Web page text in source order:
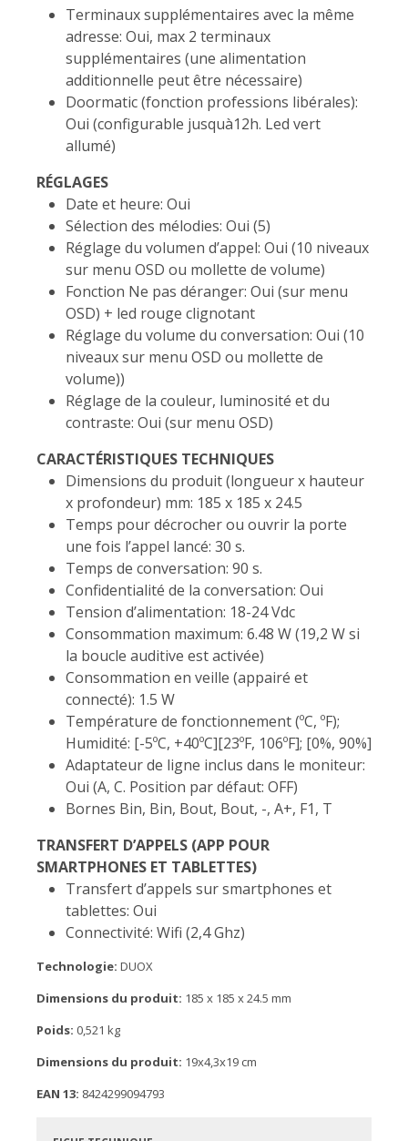
Terminaux supplémentaires avec la même
adresse: Oui, max 2 terminaux
supplémentaires (une alimentation
additionnelle peut être nécessaire)
Doormatic (fonction professions libérales):
Oui (configurable jusquà12h. Led vert
allumé)
RÉGLAGES
Date et heure: Oui
Sélection des mélodies: Oui (5)
Réglage du volumen d’appel: Oui (10 niveaux
sur menu OSD ou mollette de volume)
Fonction Ne pas déranger: Oui (sur menu
OSD) + led rouge clignotant
Réglage du volume du conversation: Oui (10
niveaux sur menu OSD ou mollette de
volume))
Réglage de la couleur, luminosité et du
contraste: Oui (sur menu OSD)
CARACTÉRISTIQUES TECHNIQUES
Dimensions du produit (longueur x hauteur
x profondeur) mm: 185 x 185 x 24.5
Temps pour décrocher ou ouvrir la porte
une fois l’appel lancé: 30 s.
Temps de conversation: 90 s.
Confidentialité de la conversation: Oui
Tension d’alimentation: 18-24 Vdc
Consommation maximum: 6.48 W (19,2 W si
la boucle auditive est activée)
Consommation en veille (appairé et
connecté): 1.5 W
Température de fonctionnement (ºC, ºF);
Humidité: [-5ºC, +40ºC][23ºF, 106ºF]; [0%, 90%]
Adaptateur de ligne inclus dans le moniteur:
Oui (A, C. Position par défaut: OFF)
Bornes Bin, Bin, Bout, Bout, -, A+, F1, T
TRANSFERT D’APPELS (APP POUR
SMARTPHONES ET TABLETTES)
Transfert d’appels sur smartphones et
tablettes: Oui
Connectivité: Wifi (2,4 Ghz)
Technologie: DUOX
Dimensions du produit: 185 x 185 x 24.5 mm
Poids: 0,521 kg
Dimensions du produit: 19x4,3x19 cm
EAN 13: 8424299094793